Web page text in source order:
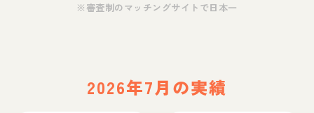
※審査制のマッチングサイトで日本一
2026年7月の実績